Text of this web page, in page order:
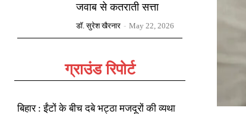
जवाब से कतराती सत्ता
डॉ. सुरेश खैरनार - May 22, 2026
ग्राउंड रिपोर्ट
बिहार : ईंटों के बीच दबे भट्ठा मजदूरों की व्यथा